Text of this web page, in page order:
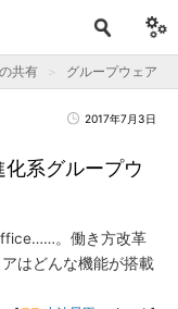
共有 グループウェア
2017年7月3日
系グループウ
。働き方改革
はどんな機能が搭載